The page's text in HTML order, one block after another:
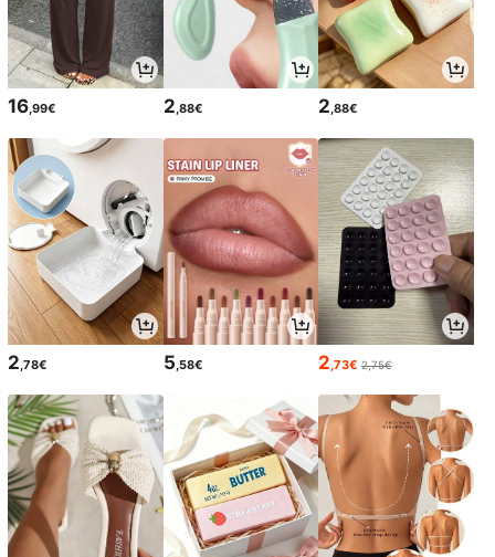
16,99€ 2,88€ 2,88€
2,78€ 5,58€ 2,73€ 2,75€